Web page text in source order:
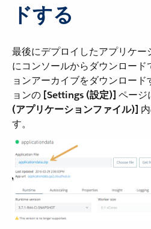
ドする
最後にデプロイしたアプリケー
にコンソールからダウンロー
ョンアーカイブをダウンロー
ョンの ​ [Settings (設定)] ページ
(アプリケーションファイル)]
す。